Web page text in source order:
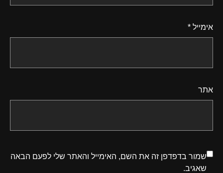
אימייל *
אתר
שמור בדפדפן זה את השם, האימייל והאתר שלי לפעם הבאה
שאגיב.